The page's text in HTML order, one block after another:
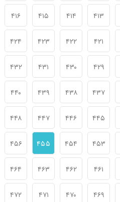
۴۱۳ ۴۱۴ ۴۱۵ ۴۱۶
۴۲۱ ۴۲۲ ۴۲۳ ۴۲۴
۴۲۹ ۴۳۰ ۴۳۱ ۴۳۲
۴۳۷ ۴۳۸ ۴۳۹ ۴۴۰
۴۴۵ ۴۴۶ ۴۴۷ ۴۴۸
۴۵۳ ۴۵۴ ۴۵۵ ۴۵۶
۴۶۱ ۴۶۲ ۴۶۳ ۴۶۴
۴۶۹ ۴۷۰ ۴۷۱ ۴۷۲